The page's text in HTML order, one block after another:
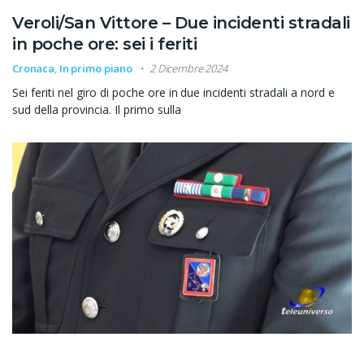
Veroli/San Vittore – Due incidenti stradali
in poche ore: sei i feriti
Cronaca, In primo piano 2 Dicembre 2024
Sei feriti nel giro di poche ore in due incidenti stradali a nord e
sud della provincia. Il primo sulla